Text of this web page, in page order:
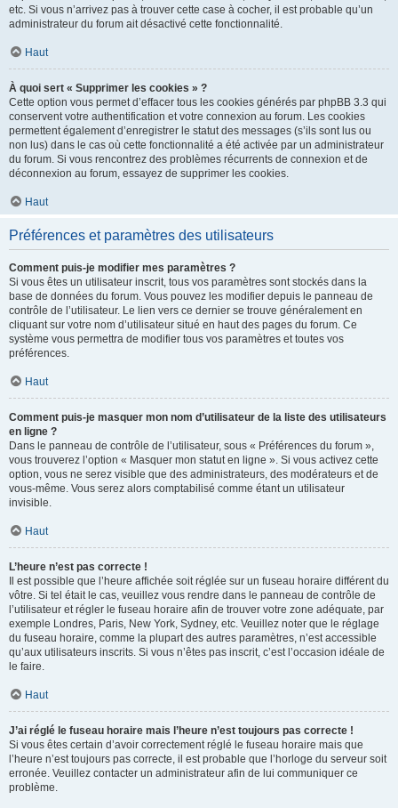
etc. Si vous n’arrivez pas à trouver cette case à cocher, il est probable qu’un
administrateur du forum ait désactivé cette fonctionnalité.
Haut
À quoi sert « Supprimer les cookies » ?
Cette option vous permet d’effacer tous les cookies générés par phpBB 3.3 qui
conservent votre authentification et votre connexion au forum. Les cookies
permettent également d’enregistrer le statut des messages (s’ils sont lus ou
non lus) dans le cas où cette fonctionnalité a été activée par un administrateur
du forum. Si vous rencontrez des problèmes récurrents de connexion et de
déconnexion au forum, essayez de supprimer les cookies.
Haut
Préférences et paramètres des utilisateurs
Comment puis-je modifier mes paramètres ?
Si vous êtes un utilisateur inscrit, tous vos paramètres sont stockés dans la
base de données du forum. Vous pouvez les modifier depuis le panneau de
contrôle de l’utilisateur. Le lien vers ce dernier se trouve généralement en
cliquant sur votre nom d’utilisateur situé en haut des pages du forum. Ce
système vous permettra de modifier tous vos paramètres et toutes vos
préférences.
Haut
Comment puis-je masquer mon nom d’utilisateur de la liste des utilisateurs
en ligne ?
Dans le panneau de contrôle de l’utilisateur, sous « Préférences du forum »,
vous trouverez l’option « Masquer mon statut en ligne ». Si vous activez cette
option, vous ne serez visible que des administrateurs, des modérateurs et de
vous-même. Vous serez alors comptabilisé comme étant un utilisateur
invisible.
Haut
L’heure n’est pas correcte !
Il est possible que l’heure affichée soit réglée sur un fuseau horaire différent du
vôtre. Si tel était le cas, veuillez vous rendre dans le panneau de contrôle de
l’utilisateur et régler le fuseau horaire afin de trouver votre zone adéquate, par
exemple Londres, Paris, New York, Sydney, etc. Veuillez noter que le réglage
du fuseau horaire, comme la plupart des autres paramètres, n’est accessible
qu’aux utilisateurs inscrits. Si vous n’êtes pas inscrit, c’est l’occasion idéale de
le faire.
Haut
J’ai réglé le fuseau horaire mais l’heure n’est toujours pas correcte !
Si vous êtes certain d’avoir correctement réglé le fuseau horaire mais que
l’heure n’est toujours pas correcte, il est probable que l’horloge du serveur soit
erronée. Veuillez contacter un administrateur afin de lui communiquer ce
problème.